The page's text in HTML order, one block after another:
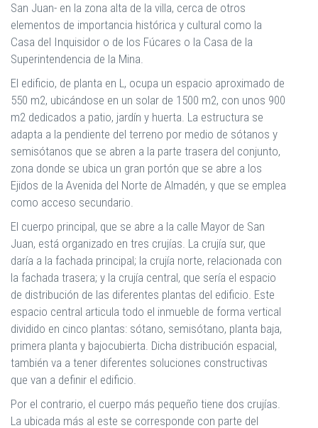
San Juan- en la zona alta de la villa, cerca de otros
elementos de importancia histórica y cultural como la
Casa del Inquisidor o de los Fúcares o la Casa de la
Superintendencia de la Mina.
El edificio, de planta en L, ocupa un espacio aproximado de
550 m2, ubicándose en un solar de 1500 m2, con unos 900
m2 dedicados a patio, jardín y huerta. La estructura se
adapta a la pendiente del terreno por medio de sótanos y
semisótanos que se abren a la parte trasera del conjunto,
zona donde se ubica un gran portón que se abre a los
Ejidos de la Avenida del Norte de Almadén, y que se emplea
como acceso secundario.
El cuerpo principal, que se abre a la calle Mayor de San
Juan, está organizado en tres crujías. La crujía sur, que
daría a la fachada principal; la crujía norte, relacionada con
la fachada trasera; y la crujía central, que sería el espacio
de distribución de las diferentes plantas del edificio. Este
espacio central articula todo el inmueble de forma vertical
dividido en cinco plantas: sótano, semisótano, planta baja,
primera planta y bajocubierta. Dicha distribución espacial,
también va a tener diferentes soluciones constructivas
que van a definir el edificio.
Por el contrario, el cuerpo más pequeño tiene dos crujías.
La ubicada más al este se corresponde con parte del